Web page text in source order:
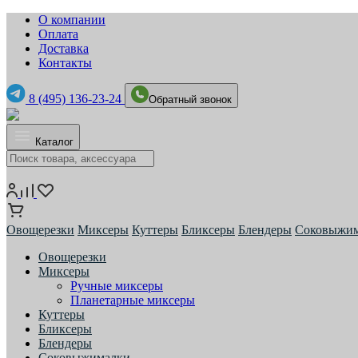
О компании
Оплата
Доставка
Контакты
8 (495) 136-23-24 Обратный звонок
Каталог
Овощерезки Миксеры Куттеры Бликсеры Блендеры
Овощерезки
Миксеры
Ручные миксеры
Планетарные миксеры
Куттеры
Бликсеры
Блендеры